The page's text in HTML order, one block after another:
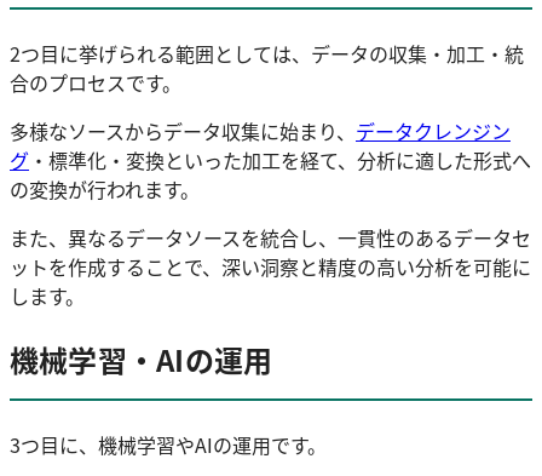
2つ目に挙げられる範囲としては、データの収集・加工・統
合のプロセスです。
多様なソースからデータ収集に始まり、 データクレンジン
グ ・標準化・変換といった加工を経て、分析に適した形式へ
の変換が行われます。
また、異なるデータソースを統合し、一貫性のあるデータセ
ットを作成することで、深い洞察と精度の高い分析を可能に
します。
機械学習・AIの運用
3つ目に、機械学習やAIの運用です。